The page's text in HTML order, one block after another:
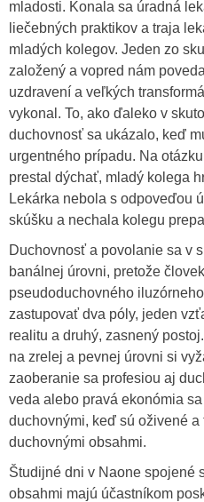
mladosti. Konala sa úradná
liečebných praktikov a traja
mladých kolegov. Jeden zo
založený a vopred nám
uzdravení a veľkých
vykonal. To, ako ďaleko v
duchovnosť sa ukázalo, keď
urgentného prípadu. Na
prestal dýchať, mladý kolega
Lekárka nebola s odpoveďou
skúšku a nechala kolegu
Duchovnosť a povolanie sa v
banálnej úrovni, pretože
pseudoduchovného
zastupovať dva póly, jeden
realitu a druhý, zasnený
na zrelej a pevnej úrovni si
zaoberanie sa profesiou aj
veda alebo pravá ekonómia
duchovnými, keď sú oživené a
duchovnými obsahmi.
Študijné dni v Naone spojené
obsahmi majú účastníkom